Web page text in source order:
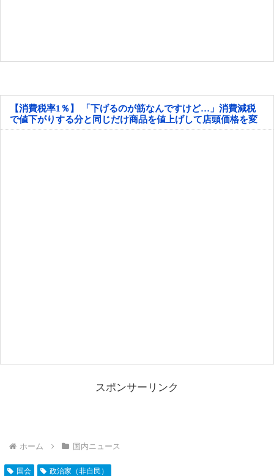
【消費税率1％】 「下げるのが筋なんですけど…」消費減税
で値下がりする分と同じだけ商品を値上げして店頭価格を変
えない店も
スポンサーリンク
ホーム 国内ニュース
国会 政治家（非自民）